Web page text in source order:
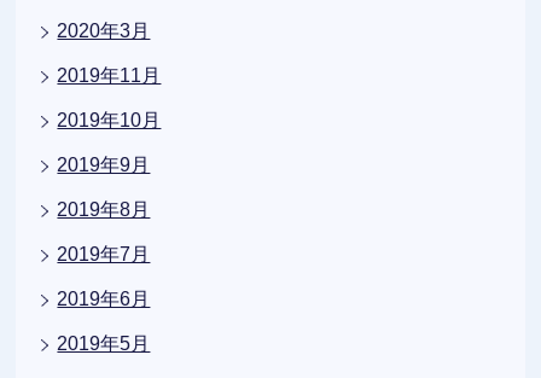
2020年3月
2019年11月
2019年10月
2019年9月
2019年8月
2019年7月
2019年6月
2019年5月